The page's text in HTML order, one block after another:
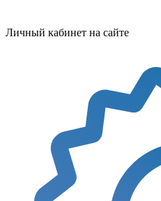
Личный кабинет на сайте